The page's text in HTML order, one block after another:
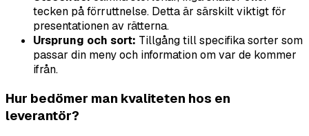
tecken på förruttnelse. Detta är särskilt viktigt för
presentationen av rätterna.
Ursprung och sort: Tillgång till specifika sorter som
passar din meny och information om var de kommer
ifrån.
Hur bedömer man kvaliteten hos en
leverantör?